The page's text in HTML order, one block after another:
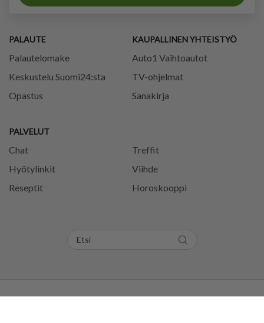
PALAUTE
Palautelomake
Keskustelu Suomi24:sta
Opastus
PALVELUT
Chat
Treffit
Hyötylinkit
Viihde
Reseptit
Horoskooppi
KAUPALLINEN YHTEISTYÖ
Auto1 Vaihtoautot
TV-ohjelmat
Sanakirja